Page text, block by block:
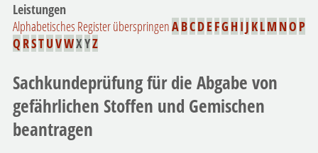
Leistungen
Alphabetisches Register überspringenABCDE FG H I J KLM NO P
Q RSTUVWXYZ
Sachkundeprüfung für die Abgabe von
gefährlichen Stoffen und Gemischen
beantragen